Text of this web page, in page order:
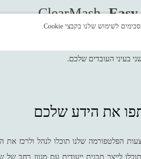
Easy
ClearMash
בעיני העובדים שלכם.
את הידע שלכם
הפלטפורמה שלנו תוכלו לנהל ולרכז את
לייצר תבנית ייעודית עם מגוון רחב של